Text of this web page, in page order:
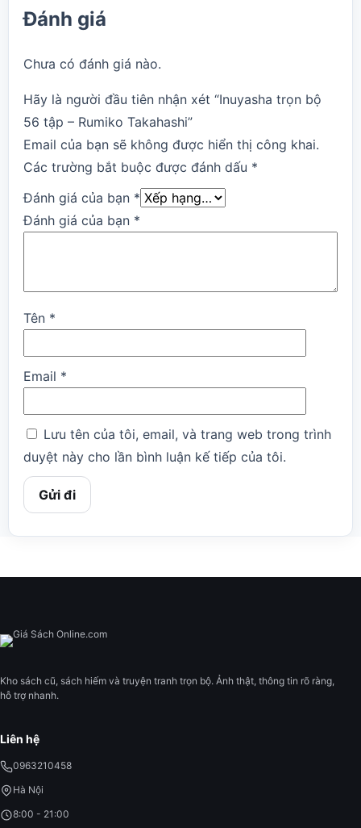
Đánh giá
Chưa có đánh giá nào.
Hãy là người đầu tiên nhận xét “Inuyasha trọn bộ
56 tập – Rumiko Takahashi”
Email của bạn sẽ không được hiển thị công khai.
Các trường bắt buộc được đánh dấu *
Đánh giá của bạn *
Đánh giá của bạn *
Tên *
Email *
Lưu tên của tôi, email, và trang web trong trình
duyệt này cho lần bình luận kế tiếp của tôi.
Kho sách cũ, sách hiếm và truyện tranh trọn bộ. Ảnh thật, thông tin rõ ràng,
hỗ trợ nhanh.
Liên hệ
0963210458
Hà Nội
8:00 - 21:00